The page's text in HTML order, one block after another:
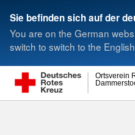
Sie befinden sich auf der
You are on the German
switch to switch to the
Ortsverein